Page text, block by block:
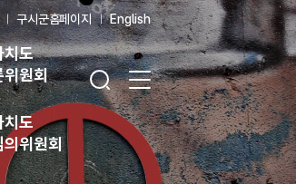
구시군홈페이지 English
치도
위원회
치도
의위원회